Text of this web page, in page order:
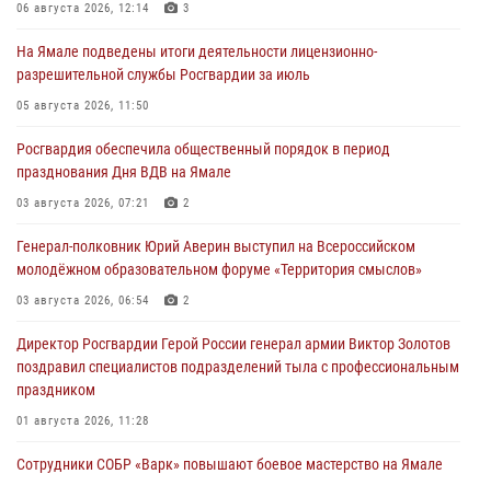
06 августа 2026, 12:14 3
На Ямале подведены итоги деятельности лицензионно-
разрешительной службы Росгвардии за июль
05 августа 2026, 11:50
Росгвардия обеспечила общественный порядок в период
празднования Дня ВДВ на Ямале
03 августа 2026, 07:21 2
Генерал-полковник Юрий Аверин выступил на Всероссийском
молодёжном образовательном форуме «Территория смыслов»
03 августа 2026, 06:54 2
Директор Росгвардии Герой России генерал армии Виктор Золотов
поздравил специалистов подразделений тыла с профессиональным
праздником
01 августа 2026, 11:28
Сотрудники СОБР «Варк» повышают боевое мастерство на Ямале